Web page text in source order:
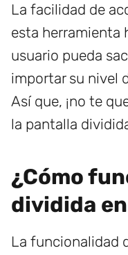
La facilidad de
esta herramienta
usuario pueda
importar su nivel
Así que, ¡no te
la pantalla
¿Cómo
dividida
La funcionalidad